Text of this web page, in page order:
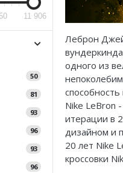
11 906
50
81
93
96
93
96
Леброн
одного из
Nike LeBron
итерации в
дизайном и
20 лет Nike
кроссовки